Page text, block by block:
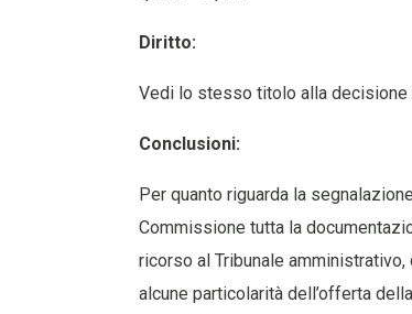
Diritto:
Vedi lo stesso titolo alla decisione
Conclusioni:
Per quanto riguarda la
Commissione tutta la
ricorso al Tribunale
alcune particolarità dell’offerta